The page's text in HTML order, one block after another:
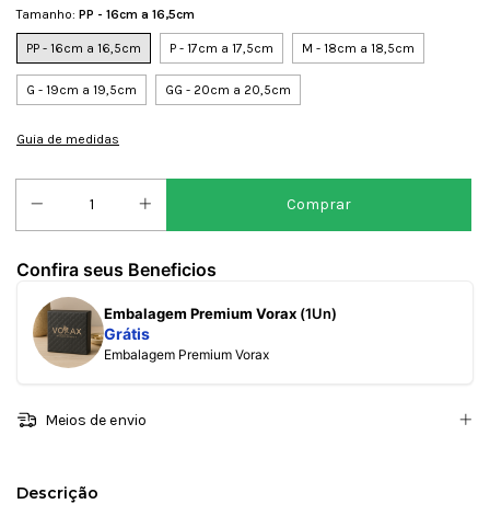
Tamanho: PP - 16cm a 16,5cm
PP - 16cm a 16,5cm P - 17cm a 17,5cm M - 18cm a 18,5cm
G - 19cm a 19,5cm GG - 20cm a 20,5cm
Guia de medidas
Confira seus Beneficios
Embalagem Premium Vorax (1Un)
Grátis
Embalagem Premium Vorax
Meios de envio
Descrição